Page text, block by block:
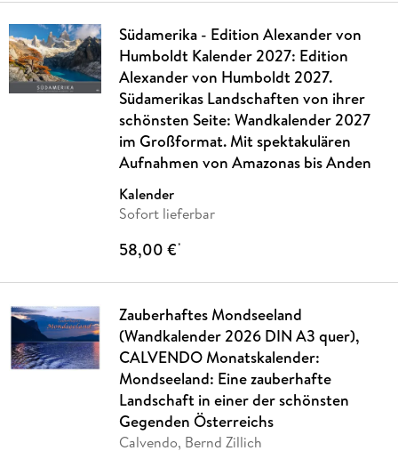
Südamerika - Edition Alexander von
Humboldt Kalender 2027: Edition
Alexander von Humboldt 2027.
Südamerikas Landschaften von ihrer
schönsten Seite: Wandkalender 2027
im Großformat. Mit spektakulären
Aufnahmen von Amazonas bis Anden
Kalender
Sofort lieferbar
58,00 €*
Zauberhaftes Mondseeland
(Wandkalender 2026 DIN A3 quer),
CALVENDO Monatskalender:
Mondseeland: Eine zauberhafte
Landschaft in einer der schönsten
Gegenden Österreichs
Calvendo, Bernd Zillich